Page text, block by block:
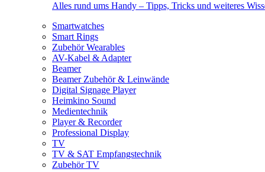
Alles rund ums Handy – Tipps, Tricks und weiteres
Smartwatches
Smart Rings
Zubehör Wearables
AV-Kabel & Adapter
Beamer
Beamer Zubehör & Leinwände
Digital Signage Player
Heimkino Sound
Medientechnik
Player & Recorder
Professional Display
TV
TV & SAT Empfangstechnik
Zubehör TV